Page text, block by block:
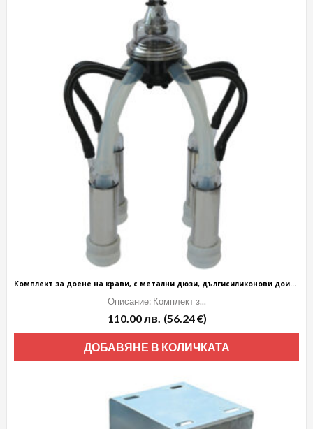
Комплект за доене на крави, с метални дюзи, дългисиликонови доилни чорапи
Описание: Комплект з...
110.00лв. (56.24 €)
ДОБАВЯНЕ В КОЛИЧКАТА